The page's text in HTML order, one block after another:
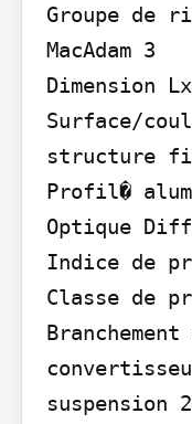
Groupe de
MacAdam 3
Dimension
Surface/
structure
Profil�
Optique
Indice de
Classe de
suspension